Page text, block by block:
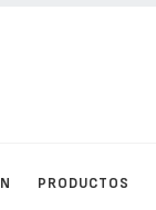
PRODUCTOS